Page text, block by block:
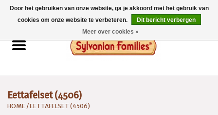
0 Artikelen - €0,00
Home
Catalogus 2026
Eettafelset (4506)
HOME /EETTAFELSET (4506)
Door het gebruiken van onze website, ga je akkoord met het gebruik van
cookies om onze website te verbeteren.
Dit bericht verbergen
Meer over cookies »